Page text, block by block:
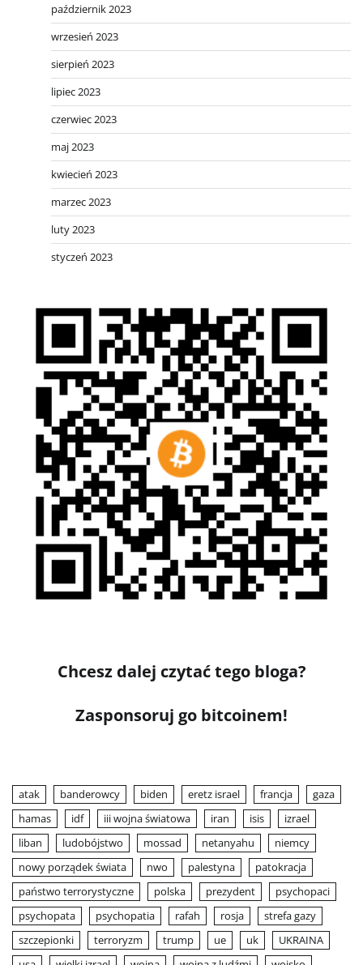
październik 2023
wrzesień 2023
sierpień 2023
lipiec 2023
czerwiec 2023
maj 2023
kwiecień 2023
marzec 2023
luty 2023
styczeń 2023
Chcesz dalej czytać tego bloga?
Zasponsoruj go bitcoinem!
atak banderowcy biden eretz israel francja
gaza
hamas
idf iii wojna światowa iran isis
izrael
liban
ludobójstwo mossad netanyahu
niemcy
nowy porządek świata
nwo palestyna
patokracja
państwo terrorystyczne
polska prezydent
psychopaci
psychopata
psychopatia rafah rosja
strefa gazy
szczepionki
terroryzm trump ue uk
UKRAINA